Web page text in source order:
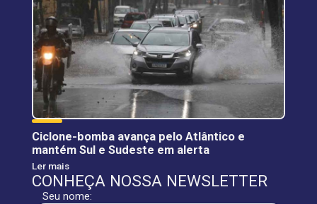
Ciclone-bomba avança pelo Atlântico e
mantém Sul e Sudeste em alerta
Ler mais
CONHEÇA NOSSA NEWSLETTER
Seu nome: